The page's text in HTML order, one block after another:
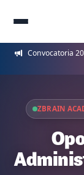
Convocatoria
ZBRAIN